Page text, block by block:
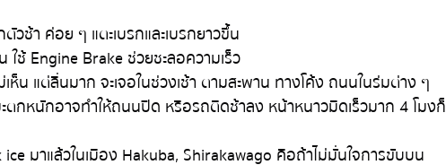
วช้า ค่อย ๆ แตะเบรกและเบรกยาวขึ้น
ใช้ Engine Brake ช่วยชะลอความเร็ว
ห็น แต่ลื่นมาก จะเจอในช่วงเช้า ตามสะพาน ทางโค้ง ถนนในร่มต่าง ๆ
ตกหนักอาจทำให้ถนนปิด หรือรถติดช้าลง หน้าหนาวมืดเร็วมาก 4 โมงก็